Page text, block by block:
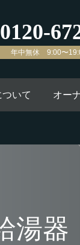
年中無休 9:00〜
いて オー
湯器